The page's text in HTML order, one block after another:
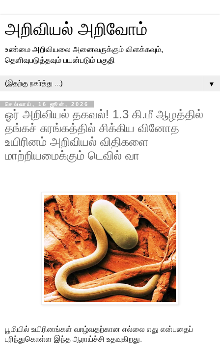
அறிவியல் அறிவோம்
உண்மை அறிவியலை அனைவருக்கும் விளக்கவும்,
தெளிவுபடுத்தவும் பயன்படும் பகுதி
▼
செவ்வாய், 16 ஜூன், 2026
ஓர் அறிவியல் தகவல்! 1.3 கி.மீ ஆழத்தில்
தங்கச் சுரங்கத்தில் சிக்கிய வினோத
உயிரினம் அறிவியல் விதிகளை
மாற்றியமைக்கும் டெவில் வா
பூமியில் உயிரினங்கள் வாழ்வதற்கான எல்லை எது என்பதைப்
புரிந்துகொள்ள இந்த ஆராய்ச்சி உதவுகிறது.